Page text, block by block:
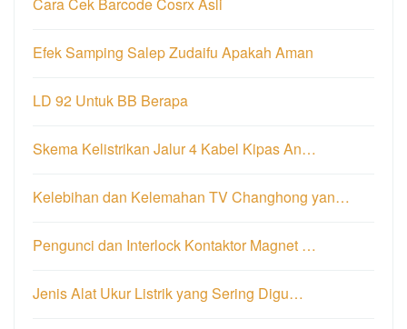
Efek Samping Salep Zudaifu Apakah Aman
LD 92 Untuk BB Berapa
Skema Kelistrikan Jalur 4 Kabel Kipas An…
Kelebihan dan Kelemahan TV Changhong yan…
Pengunci dan Interlock Kontaktor Magnet …
Jenis Alat Ukur Listrik yang Sering Digu…